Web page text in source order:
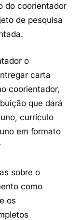
do coorientador
de pesquisa
o
carta
coorientador,
que dará
currículo
em formato
sobre o
como
os